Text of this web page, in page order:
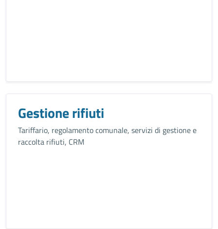
Gestione rifiuti
Tariffario, regolamento comunale, servizi di gestione e
raccolta rifiuti, CRM